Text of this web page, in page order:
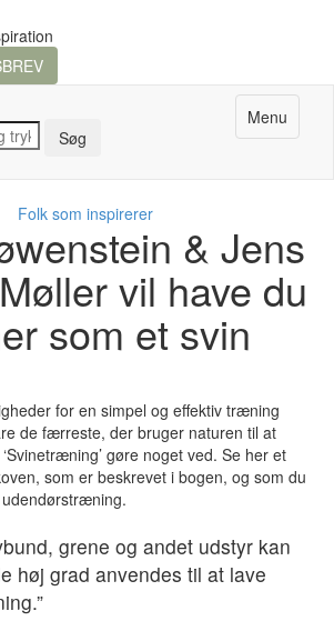
Menu
Folk som inspirerer
& Jens
vil have du
som et svin
for en simpel og effektiv træning
de færreste, der bruger naturen til at
gøre noget ved. Se her et
som er beskrevet i bogen, og som du
grene og andet udstyr kan
høj grad anvendes til at lave